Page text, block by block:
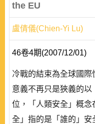
the EU
盧倩儀(Chien-Yi Lu)
46卷4期(2007/12/01)
冷戰的結束為全球國
意義不再只是狹義的
位，「人類安全」概念
全」指的是「誰的」